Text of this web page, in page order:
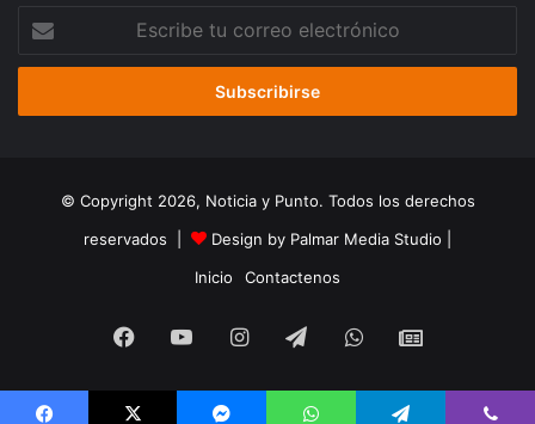
correo
© Copyright 2026, Noticia y Punto. Todos los derechos
reservados |
Design by Palmar Media Studio
Inicio
Contactenos
Facebook
YouTubeInstagramTelegramWhatsApp
Google
Noticias